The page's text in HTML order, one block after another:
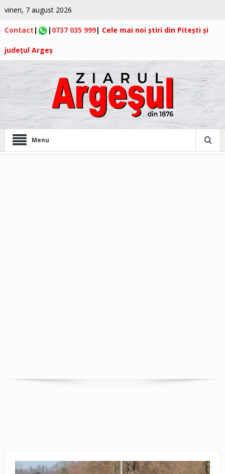
vineri, 7 august 2026
Contact | | 0737 035 999| Cele mai noi știri din Pitești și
județul Argeș
Menu